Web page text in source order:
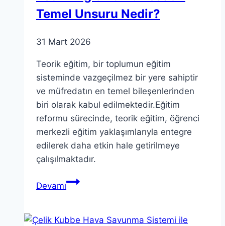
Temel Unsuru Nedir?
31 Mart 2026
Teorik eğitim, bir toplumun eğitim
sisteminde vazgeçilmez bir yere sahiptir
ve müfredatın en temel bileşenlerinden
biri olarak kabul edilmektedir.Eğitim
reformu sürecinde, teorik eğitim, öğrenci
merkezli eğitim yaklaşımlarıyla entegre
edilerek daha etkin hale getirilmeye
çalışılmaktadır.
DevamıTeorik
Temel